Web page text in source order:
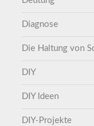
Diagnose
Die Haltung von
DIY
DIY Ideen
DIY-Projekte